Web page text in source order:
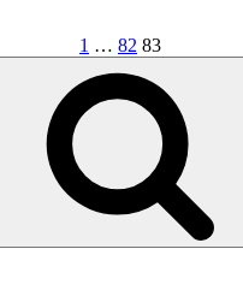
1 … 82 83